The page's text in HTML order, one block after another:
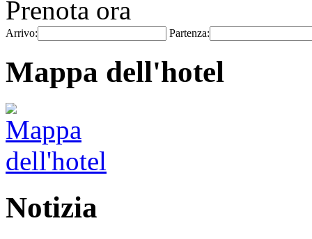
Prenota ora
Arrivo: Partenza:
Mappa dell'hotel
Notizia